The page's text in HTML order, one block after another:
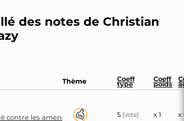
des notes de Christian
Thème Coeff
type
Coeff
poids
contre les amendements identiques visant à
5 [Vote] x 1 x